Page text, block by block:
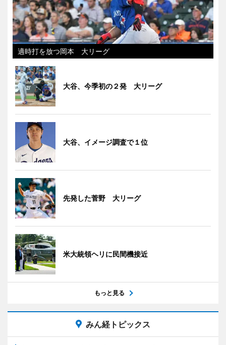
適時打を放つ岡本 大リーグ
大谷、今季初の２発 大リーグ
大谷、イメージ調査で１位
先発した菅野 大リーグ
米大統領ヘリに民間機接近
もっと見る
みん経トピックス